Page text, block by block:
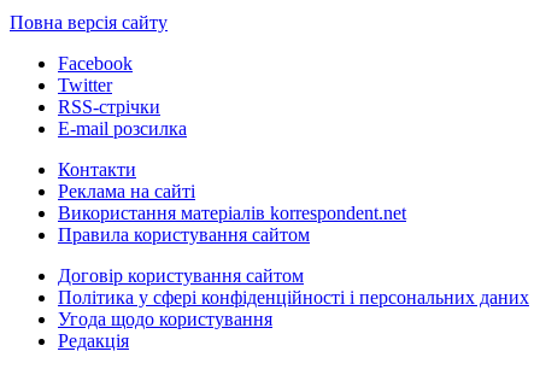
Повна версія сайту
Facebook
Twitter
RSS-стрічки
E-mail розсилка
Контакти
Реклама на сайті
Використання матеріалів korrespondent.net
Правила користування сайтом
Договір користування сайтом
Політика у сфері конфіденційності і персональних даних
Угода щодо користування
Редакція